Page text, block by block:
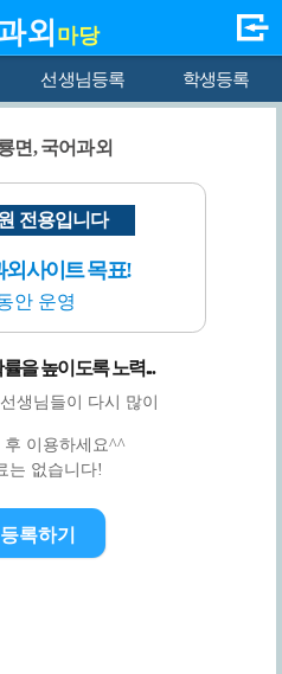
외 마당
선생님등록 학생등록
면, 국어과외
전용입니다
외사이트 목표!
안 운영
을 높이도록 노력...
생님들이 다시 많이
이용하세요^^
는 없습니다!
록하기